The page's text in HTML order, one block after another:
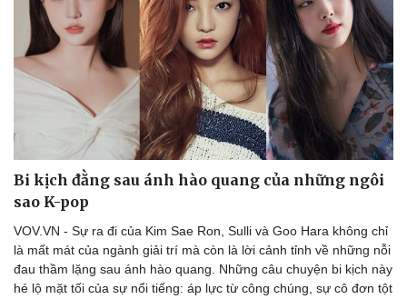
Bi kịch đằng sau ánh hào quang của những ngôi
sao K-pop
VOV.VN - Sự ra đi của Kim Sae Ron, Sulli và Goo Hara không chỉ
là mất mát của ngành giải trí mà còn là lời cảnh tỉnh về những nỗi
đau thầm lặng sau ánh hào quang. Những câu chuyện bi kịch này
hé lộ mặt tối của sự nổi tiếng: áp lực từ công chúng, sự cô đơn tột